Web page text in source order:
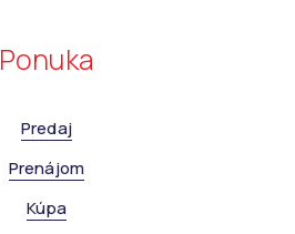
Ponuka
Predaj
Prenájom
Kúpa